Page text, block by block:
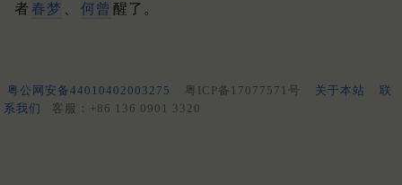
者 春梦 何曾 醒了。
粤公网安备44010402003275 粤ICP备17077571号 关于本站
联
系我们
客服：+86 136 0901 3320